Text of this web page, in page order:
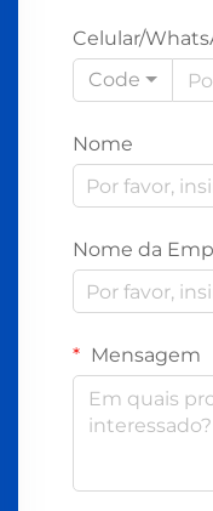
Celular/
Code
Nome
Nome da
Mensagem